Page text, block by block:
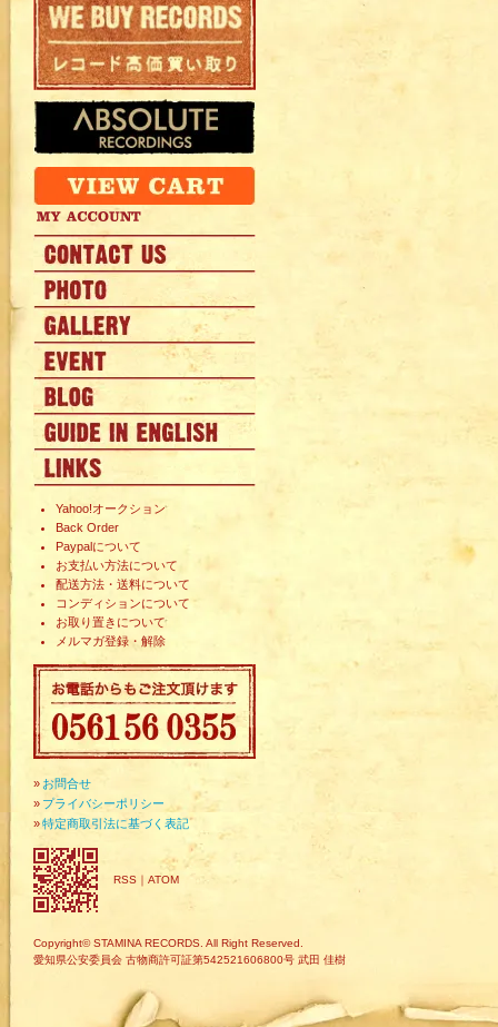
Yahoo!オークション
Back Order
Paypalについて
お支払い方法について
配送方法・送料について
コンディションについて
お取り置きについて
メルマガ登録・解除
» お問合せ
» プライバシーポリシー
»特定商取引法に基づく表記
RSS ｜ ATOM
Copyright© STAMINA RECORDS. All Right Reserved.
愛知県公安委員会 古物商許可証第542521606800号 武田 佳樹